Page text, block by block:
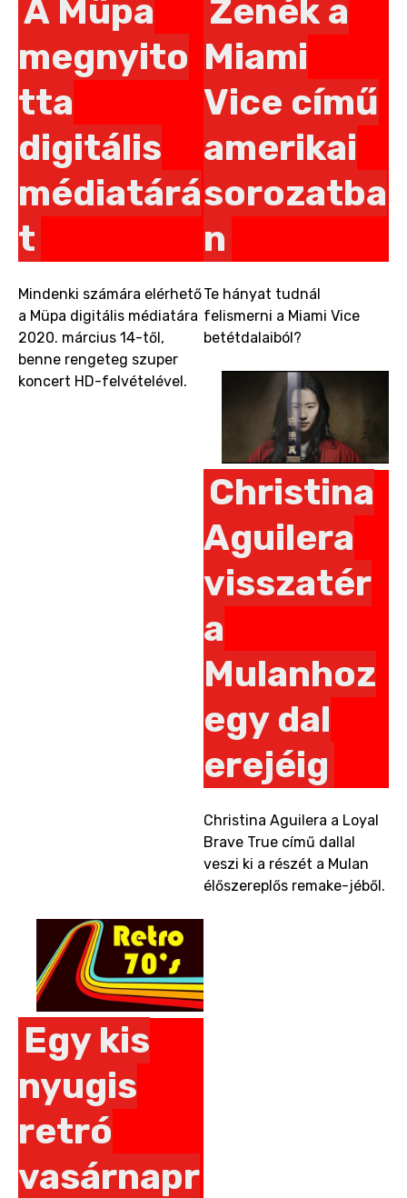
A Müpa
megnyito
tta
digitális
médiatárá
t
Mindenki számára elérhető
a Müpa digitális médiatára
2020. március 14-től,
benne rengeteg szuper
koncert HD-felvételével.
Zenék a
Miami
Vice című
amerikai
sorozatba
n
Te hányat tudnál
felismerni a Miami Vice
betétdalaiból?
Christina
Aguilera
visszatér
a
Mulanhoz
egy dal
erejéig
Christina Aguilera a Loyal
Brave True című dallal
veszi ki a részét a Mulan
élőszereplős remake-jéből.
Egy kis
nyugis
retró
vasárnapr